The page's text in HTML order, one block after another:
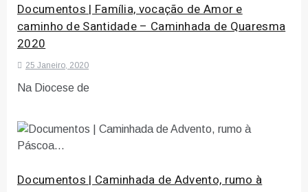
Documentos | Família, vocação de Amor e
caminho de Santidade – Caminhada de Quaresma
2020
25 Janeiro, 2020
Na Diocese de
Documentos | Caminhada de Advento, rumo à